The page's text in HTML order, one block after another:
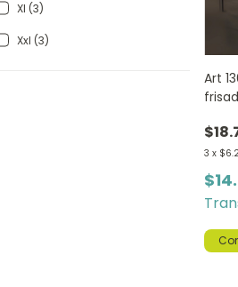
Xl (3)
Xxl (3)
Art
3 x